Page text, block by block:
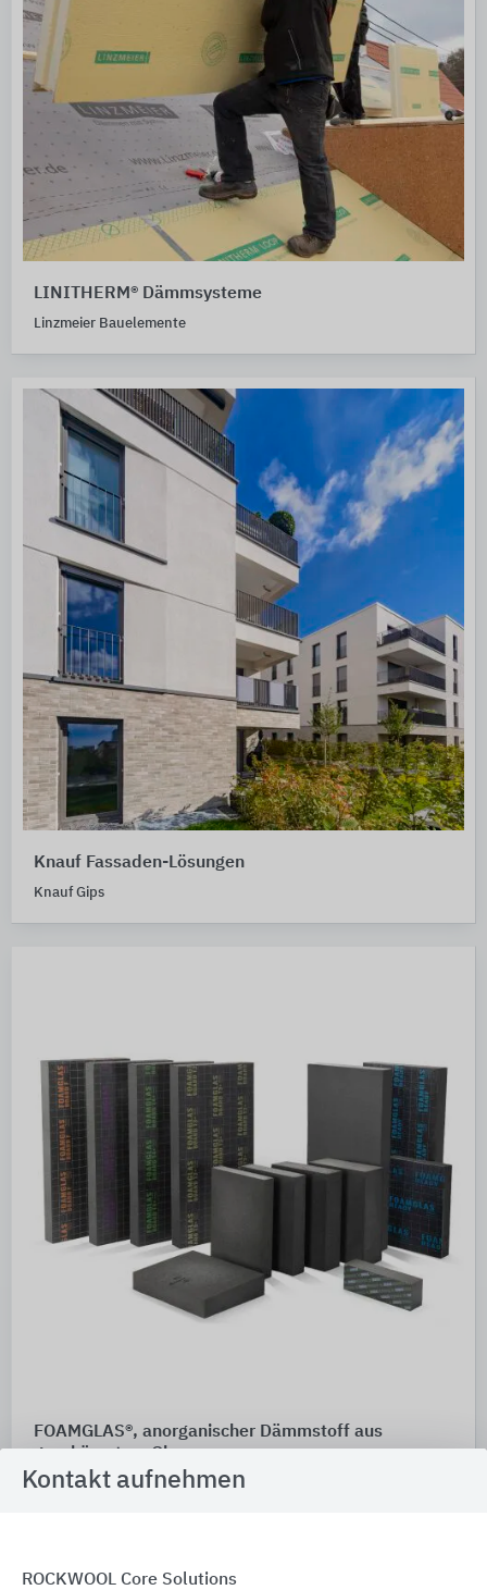
LINITHERM® Dämmsysteme
Linzmeier Bauelemente
Knauf Fassaden-Lösungen
Knauf Gips
FOAMGLAS®, anorganischer Dämmstoff aus
geschäumtem Glas
Deutsche FOAMGLAS
Kontakt aufnehmen
ROCKWOOL Core Solutions